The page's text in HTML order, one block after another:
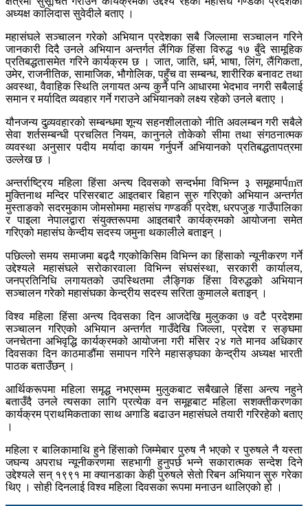
अध्यक्ष कालिदास सुवेदीले बताए ।
महासंघले सञ्चालन गरेको अभियान प्रदेशका सबै जिल्लामा सञ्चालन गरिने
जानकारी दिदै उनले अभियान अन्तर्गत लैंगिक हिंसा विरुद्ध १७ बुँदे सामूहिक
प्रतिबद्धतासमेत गरिने कार्यक्रम छ । जात, जाति, धर्म, भाषा, लिंग, लैंगिकता,
उमेर, राजनीतिक, सामाजिक, भौगोलिक, पहुँच वा सम्बन्ध, शारीरिक बनावट तथा
अवस्था, वैवाहिक स्थिति लगायत अन्य कुनै पनि आधारमा भेदभाव नगरी सबैलाई
समान र मर्यादित व्यवहार गर्ने गराउने अभियानको लक्ष्य रहेको उनले बताए ।
यौनजन्य दुव्र्यवहारको सम्बन्धमा शून्य सहनशीलताको नीति अवलम्बन गरी सबैले
सेवा शर्तसम्बन्धी प्रचलित नियम, कानुनले तोकेको सीमा तथा संगठनात्मक
व्यवस्था अनुसार पदीय मर्यादा कायम गर्नुपर्ने अभियानको प्रतिबद्धतापत्रमा
उल्लेख छ ।
अन्तर्राष्ट्रिय महिला हिंसा अन्त्य दिवसको सन्दर्भमा विभिन्न ३ समूहमार्पmत
मुक्तिनाथ मन्दिर परिसरबाट आइतबार बिहान सुरु गरिएको अभियान अन्तर्गत
मुस्ताङको सदरमुकाम जोमसोममा महासंघ गण्डकी प्रदेश, धरपजुङ गाउँपालिका
र पाइला नेपालद्वारा संयुक्तरूपमा आइतबारै कार्यक्रमको आयोजना समेत
गरिएको महासंघ केन्दीय सदस्य जमुना थकालीले बताइन् ।
पछिल्लो समय समाजमा बढ्दै गएकोकिसिम विभिन्न का हिंसाको न्यूनीकरण गर्ने
उद्देश्यले महासंघले सरोकारवाला विभिन्न संघसंस्था, सरकारी कार्यालय,
जनप्रतिनिधि लगायतको उपस्थितमा लैङ्गिक हिंसा विरुद्धको अभियान
सञ्चालन गरेको महासंघका केन्द्रीय सदस्य सरिता कुमालले बताइन् ।
विश्व महिला हिंसा अन्त्य दिवसका दिन आजदेखि मुलुकका ७ वटै प्रदेशमा
सञ्चालन गरिएको अभियान अन्तर्गत गाउँदेखि जिल्ला, प्रदेश र सङ्घमा
जनचेतना अभिवृद्धि कार्यक्रमको आयोजना गरी मंसिर २४ गते मानव अधिकार
दिवसका दिन काठमाडौंमा समापन गरिने महासङ्घका केन्द्रीय अध्यक्ष भारती
पाठक बताउँछन् ।
आर्थिकरूपमा महिला समृद्ध नभएसम्म मुलुकबाट सबैखाले हिंसा अन्त्य नहुने
बताउँदै उनले त्यसका लागि प्रत्येक वन समूहबाट महिला सशक्तीकरणका
कार्यक्रम प्राथमिकताका साथ अगाडि बढाउन महासंघले तयारी गरिरहेको बताए
।
महिला र बालिकामाथि हुने हिंसाको जिम्मेबार पुरुष नै भएको र पुरुषले नै यस्ता
जघन्य अपराध न्यूनीकरणमा सहभागी हुनुपर्छ भन्ने सकारात्मक सन्देश दिने
उद्देश्यले सन् १९९१ मा क्यानडाका केही पुरुषले सेतो रिबन अभियान सुरु गरेका
थिए । सोही दिनलाई विश्व महिला दिवसका रूपमा मनाउन थालिएको हो ।